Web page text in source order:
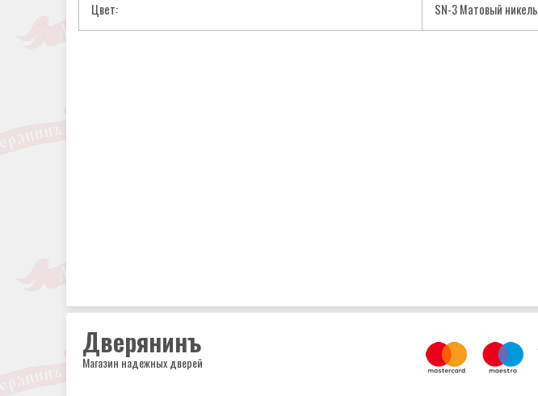
Цвет: SN-3 Матовый никель
Дверянинъ
Магазин надежных дверей